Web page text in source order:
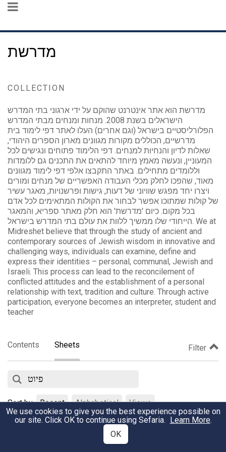
מדרשת
COLLECTION
מדרשת הוא אתר אינטרנט שהוקם על ידי ארגוני בתי המדרש
הישראלים בשנת 2008. מנחות ומנחים מבתי המדרש
הפלורליסטיים בישראל (וגם אחרים) העלו לאתר דפי לימוד בית
מדרשיים, הכוללים מקורות מגוונים מארון הספרים היהודי,
שאלות לדיון והנחיות למנחים. דפי הלימוד פתוחים ונגישים לכל
המעוניין, ונעשה מאמץ מיוחד להתאים את התכנים גם ללומדות
וללומדים מתחילים. באתר התקבצו אלפי דפי לימוד מגוונים
מאוד, שהפכו לחלק מכלי העבודה האפשריים של מנחים ומורים
ויצרו יחד מפגש שוויוני של דעות, גישות ופרשנויות, מאגר עשיר
של קולות שמתוכו אפשר לבחור את הקולות המתאימים לכל אדם
בכל מקום. כיום 'מדרשת' הוא חלק מאתר ספריא, והמאגר
הייחודי שלו ממשיך ללוות את עולם בתי המדרש בישראל. We at
Midreshet believe that through the study of ancient and
contemporary sources of Jewish wisdom in innovative and
challenging ways, individuals can examine, define and
express their identities – personal, communal, Jewish and
Israeli. This process can lead to the reconcilement of
conflicted attitudes and the establishment of a personal
relationship with text, tradition and culture. Through active
participation, everyone becomes an interpreter, student and
teacher
Contents Sheets Filter
Sort by Recent Alphabetical Views
We use cookies to give you the best experience possible on
our site. Click OK to continue using Sefaria. Learn More.
OK